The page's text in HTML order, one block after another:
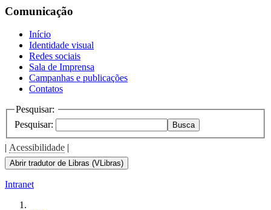
Comunicação
Início
Identidade visual
Redes sociais
Sala de Imprensa
Campanhas e publicações
Contatos
Pesquisar:
Pesquisar:
Busca
| Acessibilidade |
Abrir tradutor de Libras (VLibras)
Intranet